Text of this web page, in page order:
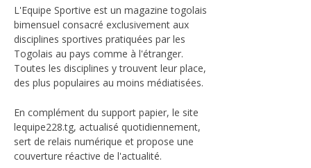
L'Equipe Sportive est un magazine togolais
bimensuel consacré exclusivement aux
disciplines sportives pratiquées par les
Togolais au pays comme à l'étranger.
Toutes les disciplines y trouvent leur place,
des plus populaires au moins médiatisées.
En complément du support papier, le site
lequipe228.tg, actualisé quotidiennement,
sert de relais numérique et propose une
couverture réactive de l'actualité.